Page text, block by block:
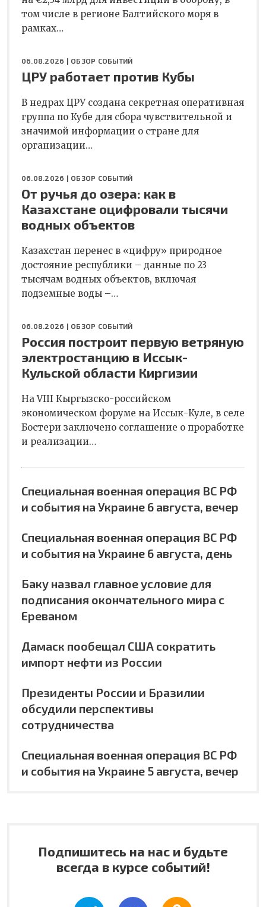
том числе в регионе Балтийского моря в
рамках…
06.08.2026 | ОБЗОР СОБЫТИЙ
ЦРУ работает против Кубы
В недрах ЦРУ создана секретная оперативная
группа по Кубе для сбора чувствительной и
значимой информации о стране для
организации…
06.08.2026 | ОБЗОР СОБЫТИЙ
От ручья до озера: как в
Казахстане оцифровали тысячи
водных объектов
Казахстан перенес в «цифру» природное
достояние республики – данные по 23
тысячам водных объектов, включая
подземные воды –…
06.08.2026 | ОБЗОР СОБЫТИЙ
Россия построит первую ветряную
электростанцию в Иссык-
Кульской области Киргизии
На VIII Кыргызско-российском
экономическом форуме на Иссык-Куле, в селе
Бостери заключено соглашение о проработке
и реализации…
Специальная военная операция ВС РФ
и события на Украине 6 августа, вечер
Специальная военная операция ВС РФ
и события на Украине 6 августа, день
Баку назвал главное условие для
подписания окончательного мира с
Ереваном
Дамаск пообещал США сократить
импорт нефти из России
Президенты России и Бразилии
обсудили перспективы
сотрудничества
Специальная военная операция ВС РФ
и события на Украине 5 августа, вечер
Подпишитесь на нас и будьте
всегда в курсе событий!